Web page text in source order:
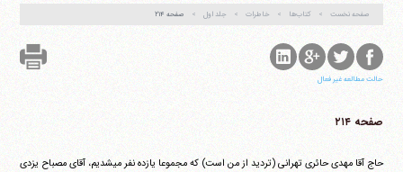
صفحه نخست
کتاب‌ها خاطرات جلد اول صفحه ۲۱۴
حالت مطالعه غیر فعال
صفحه ۲۱۴
حاج آقا مهدی حائری تهرانی (تردید از من است) که مجموعا یازده نفر می‎شدیم، آقای مصباح یزدی